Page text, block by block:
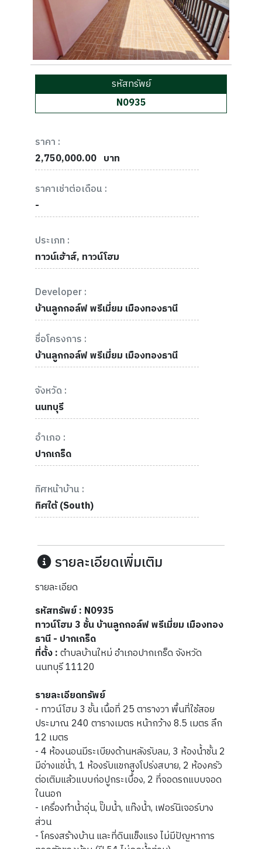
รหัสทรัพย์
N0935
ราคา :
2,750,000.00 บาท
ราคาเช่าต่อเดือน :
-
ประเภท :
ทาวน์เฮ้าส์, ทาวน์โฮม
Developer :
บ้านลูกกอล์ฟ พรีเมี่ยม เมืองทองธานี
ชื่อโครงการ :
บ้านลูกกอล์ฟ พรีเมี่ยม เมืองทองธานี
จังหวัด :
นนทบุรี
อำเภอ :
ปากเกร็ด
ทิศหน้าบ้าน :
ทิศใต้ (South)
รายละเอียดเพิ่มเติม
รายละเอียด
รหัสทรัพย์ : N0935
ทาวน์โฮม 3 ชั้น บ้านลูกกอล์ฟ พรีเมี่ยม เมืองทอง
ธานี - ปากเกร็ด
ที่ตั้ง :ตำบลบ้านใหม่ อำเภอปากเกร็ด จังหวัด
นนทบุรี 11120
รายละเอียดทรัพย์
- ทาวน์โฮม 3 ชั้น เนื้อที่ 25 ตารางวา พื้นที่ใช้สอย
ประมาณ 240 ตารางเมตร หน้ากว้าง 8.5 เมตร ลึก
12 เมตร
- 4 ห้องนอนมีระเบียงด้านหลังรับลม, 3 ห้องน้ำชั้น 2
มีอ่างแช่น้ำ, 1 ห้องรับแขกสูงโปร่งสบาย, 2 ห้องครัว
ต่อเติมแล้วแบบก่อปูกระเบื้อง, 2 ที่จอดรถแบบจอด
ในนอก
- เครื่องทำน้ำอุ่น, ปั๊มน้ำ, แท๊งน้ำ, เฟอร์นิเจอร์บาง
ส่วน
- โครงสร้างบ้าน และที่ดินแข็งแรง ไม่มีปัญหาการ